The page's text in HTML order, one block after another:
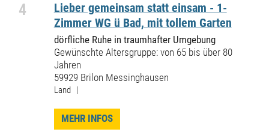
4
Lieber gemeinsam statt einsam - 1-
Zimmer WG ü Bad, mit tollem Garten
dörfliche Ruhe in traumhafter Umgebung
Gewünschte Altersgruppe: von 65 bis über 80
Jahren
59929 Brilon Messinghausen
Land |
MEHR INFOS